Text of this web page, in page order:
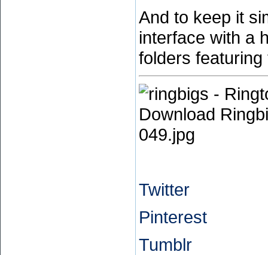
And to keep it
interface with a
folders
Twitter
Pinterest
Tumblr